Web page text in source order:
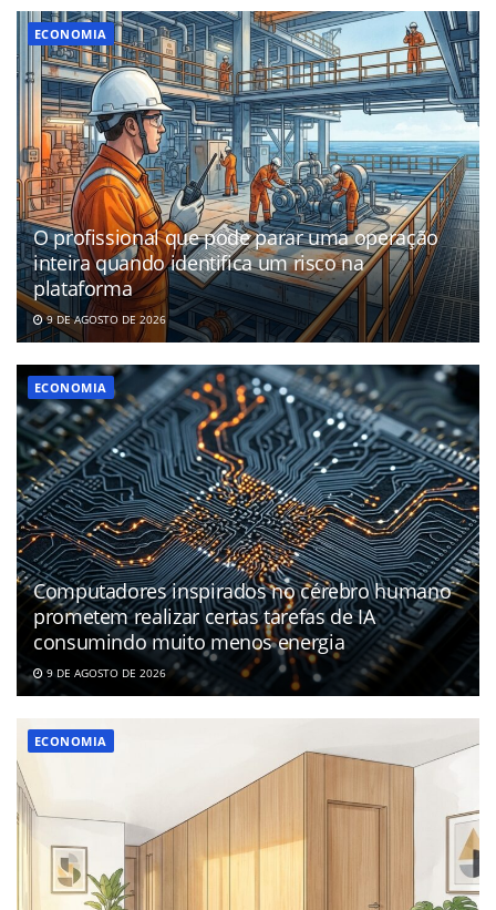
ECONOMIA
O profissional que pode parar uma operação
inteira quando identifica um risco na
plataforma
9 DE AGOSTO DE 2026
ECONOMIA
Computadores inspirados no cérebro humano
prometem realizar certas tarefas de IA
consumindo muito menos energia
9 DE AGOSTO DE 2026
ECONOMIA